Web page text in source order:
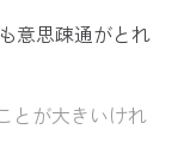
意思疎通がとれ
とが大きいけれ